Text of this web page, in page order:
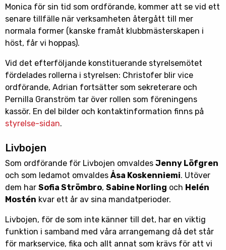
Monica för sin tid som ordförande, kommer att se vid ett
senare tillfälle när verksamheten återgått till mer
normala former (kanske framåt klubbmästerskapen i
höst, får vi hoppas).
Vid det efterföljande konstituerande styrelsemötet
fördelades rollerna i styrelsen: Christofer blir vice
ordförande, Adrian fortsätter som sekreterare och
Pernilla Granström tar över rollen som föreningens
kassör. En del bilder och kontaktinformation finns på
styrelse-sidan.
Livbojen
Som ordförande för Livbojen omvaldes Jenny Löfgren
och som ledamot omvaldes Åsa Koskenniemi. Utöver
dem har Sofia Strömbro, Sabine Norling och Helén
Mostén kvar ett år av sina mandatperioder.
Livbojen, för de som inte känner till det, har en viktig
funktion i samband med våra arrangemang då det står
för markservice, fika och allt annat som krävs för att vi